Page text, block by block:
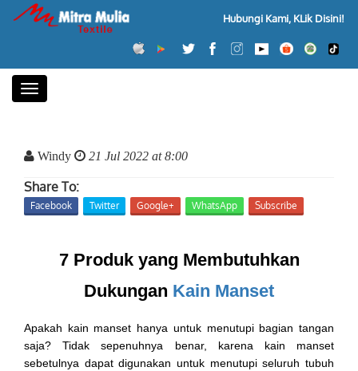
Hubungi Kami, KLik Disini!
Toggle
Windy 21 Jul 2022 at 8:00
Share To:
Facebook Twitter Google+ WhatsApp Subscribe
7 Produk yang Membutuhkan
Dukungan Kain Manset
Apakah kain manset hanya untuk menutupi bagian tangan
saja? Tidak sepenuhnya benar, karena kain manset
sebetulnya dapat digunakan untuk menutupi seluruh tubuh